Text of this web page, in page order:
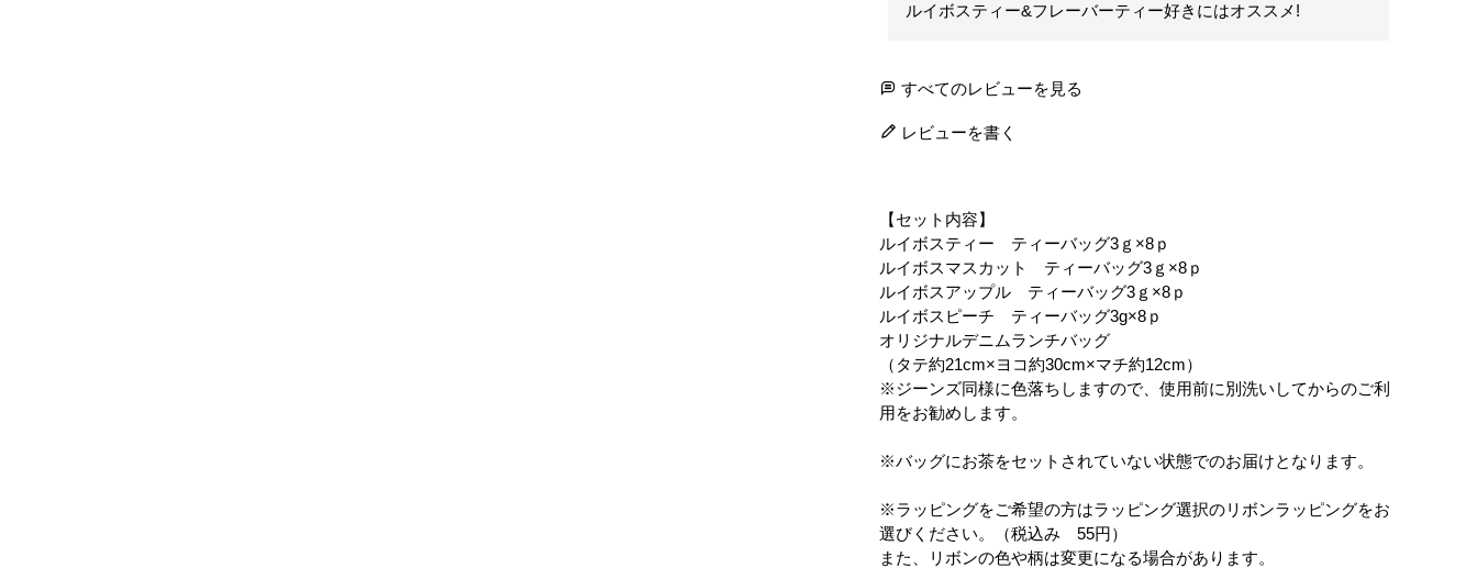
ルイボスティー&フレーバーティー好きにはオススメ!
すべてのレビューを見る
レビューを書く
【セット内容】
ルイボスティー ティーバッグ3ｇ×8ｐ
ルイボスマスカット ティーバッグ3ｇ×8ｐ
ルイボスアップル ティーバッグ3ｇ×8ｐ
ルイボスピーチ ティーバッグ3g×8ｐ
オリジナルデニムランチバッグ
（タテ約21cm×ヨコ約30cm×マチ約12cm）
※ジーンズ同様に色落ちしますので、使用前に別洗いしてからのご利
用をお勧めします。
※バッグにお茶をセットされていない状態でのお届けとなります。
※ラッピングをご希望の方はラッピング選択のリボンラッピングをお
選びください。（税込み 55円）
また、リボンの色や柄は変更になる場合があります。